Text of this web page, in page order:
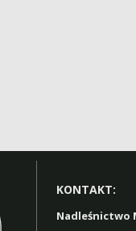
KONTAKT:
Nadleśnictwo